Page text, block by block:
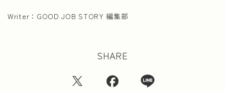
Writer： GOOD JOB STORY 編集部
SHARE